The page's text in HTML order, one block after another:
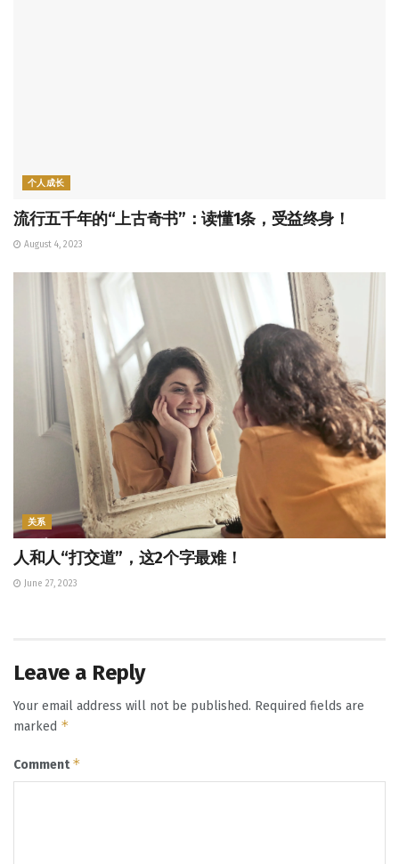
个人成长
流行五千年的“上古奇书”：读懂1条，受益终身！
August 4, 2023
关系
人和人“打交道”，这2个字最难！
June 27, 2023
Leave a Reply
Your email address will not be published. Required fields are
marked *
Comment*